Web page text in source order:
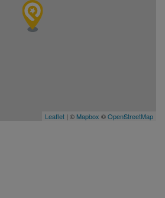
Leaflet | © Mapbox ©OpenStreetMap